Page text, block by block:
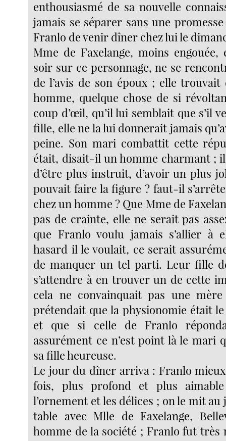
enthousiasmé de sa nouvelle
jamais se séparer sans une
Franlo de venir dîner chez lui le
Mme de Faxelange, moins
soir sur ce personnage, ne se
de l’avis de son époux ; elle
homme, quelque chose de si
coup d’œil, qu’il lui semblait que s’il
fille, elle ne la lui donnerait jamais
peine. Son mari combattit cette
était, disait-il un homme charmant ;
d’être plus instruit, d’avoir un plus
pouvait faire la figure ? faut-il
chez un homme ? Que Mme de
pas de crainte, elle ne serait pas
que Franlo voulu jamais s’allier à
hasard il le voulait, ce serait
de manquer un tel parti. Leur fille
s’attendre à en trouver un de cette
cela ne convainquait pas une
prétendait que la physionomie était
et que si celle de Franlo
assurément ce n’est point là le mari
sa fille heureuse.
Le jour du dîner arriva : Franlo mieux
fois, plus profond et plus
l’ornement et les délices ; on le mit
table avec Mlle de Faxelange,
homme de la société ; Franlo fut très